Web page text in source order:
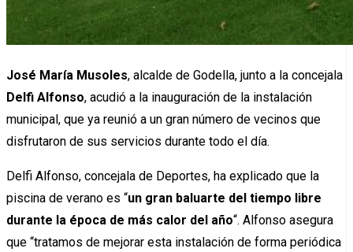
José María Musoles, alcalde de Godella, junto a la concejala
Delfi Alfonso, acudió a la inauguración de la instalación
municipal, que ya reunió a un gran número de vecinos que
disfrutaron de sus servicios durante todo el día.
Delfi Alfonso, concejala de Deportes, ha explicado que la
piscina de verano es “un gran baluarte del tiempo libre
durante la época de más calor del año“. Alfonso asegura
que “tratamos de mejorar esta instalación de forma periódica